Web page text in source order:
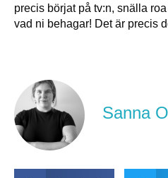
precis börjat på tv:n, snälla
vad ni behagar! Det är precis
Sanna